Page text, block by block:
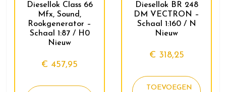
Diesellok Class 66
Mfx, Sound,
Rookgenerator –
Schaal 1:87 / H0
Nieuw
€ 457,95
Diesellok BR 248
DM VECTRON –
Schaal 1:160 / N
Nieuw
€ 318,25
TOEVOEGEN